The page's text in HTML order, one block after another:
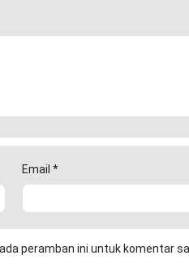
Email *
peramban ini untuk komentar